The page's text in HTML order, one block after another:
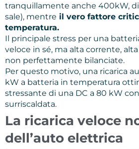
tranquillamente anche 400kW,
sale), mentre il vero fattore
temperatura.
Il principale stress per una
veloce in sé, ma alta corrente,
non perfettamente bilanciate.
Per questo motivo, una ricarica
kW a batteria in temperatura
stressante di una DC a 80 kW
surriscaldata.
La ricarica veloce
dell’auto elettrica